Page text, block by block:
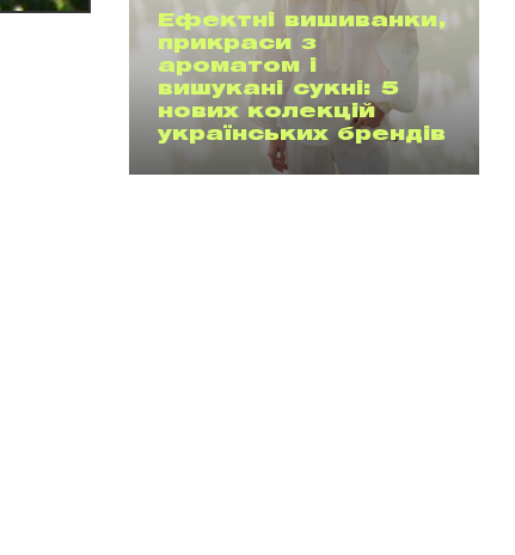
Ефектні вишиванки,
прикраси з
ароматом і
вишукані сукні: 5
нових колекцій
українських брендів